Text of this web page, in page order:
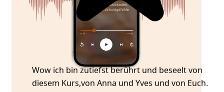
erleben darf und mir schenke,so das ich es
weiterschenken kann. Ich spüre endlich mich
selbst,wo ich dachte es vorbei und nun völlig
neue Erfahrungen und alles erblüht wie im
So happy und ich nehme alles an
was Ist und kommt in Mir und im Aussen🙏🏻
DANKE